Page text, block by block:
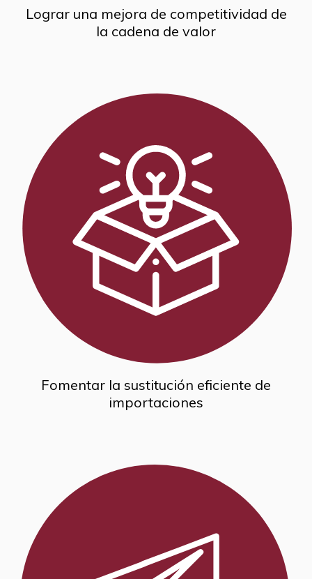
Lograr una mejora de competitividad de
la cadena de valor
Fomentar la sustitución eficiente de
importaciones